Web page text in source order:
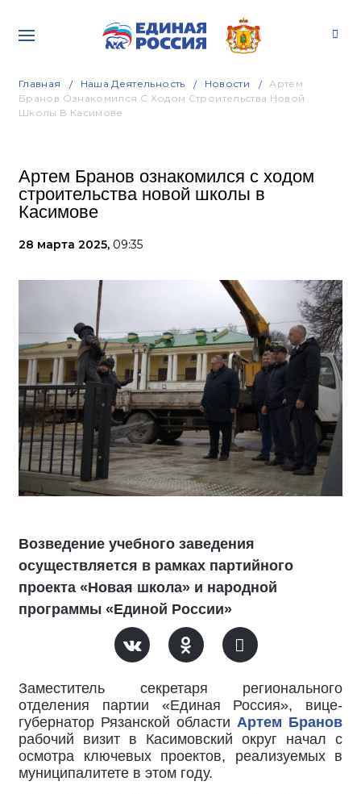
Главная Наша Деятельность Новости
Артем
Бранов Ознакомился С Ходом Строительства Новой
Школы В Касимове
Артем Бранов ознакомился с ходом
строительства новой школы в
Касимове
28 марта 2025, 09:35
Возведение учебного заведения
осуществляется в рамках партийного
проекта «Новая школа» и народной
программы «Единой России»
Заместитель секретаря регионального
отделения партии «Единая Россия», вице-
губернатор Рязанской области Артем Бранов
рабочий визит в Касимовский округ начал с
осмотра ключевых проектов, реализуемых в
муниципалитете в этом году.